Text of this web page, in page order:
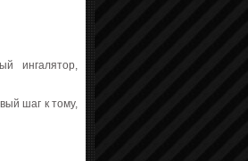
ингалятор,
шаг к тому,